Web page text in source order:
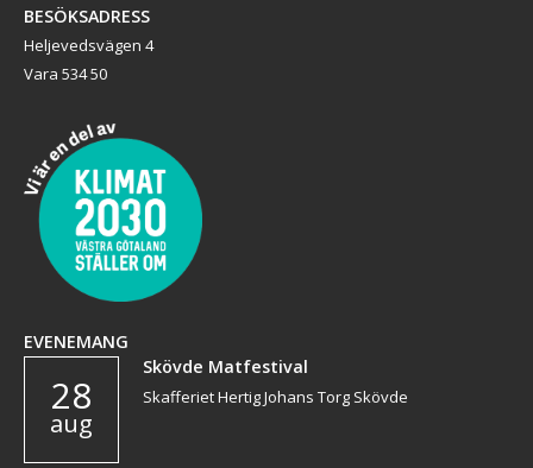
BESÖKSADRESS
Heljevedsvägen 4
Vara 534 50
EVENEMANG
28
aug
Skövde Matfestival
Skafferiet Hertig Johans Torg Skövde